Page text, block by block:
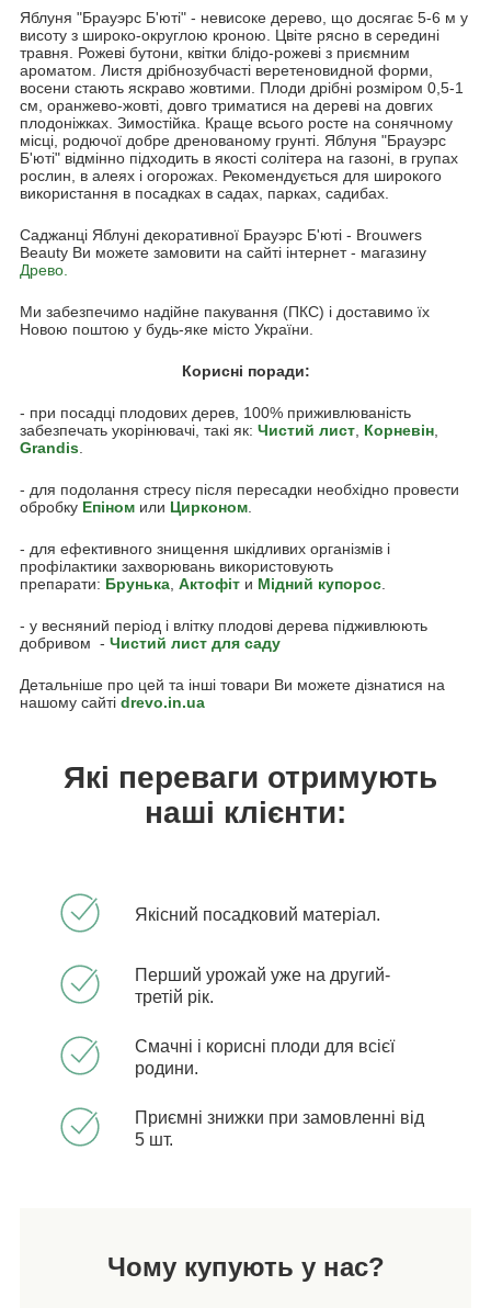
Яблуня "Брауэрс Б'юті" - невисоке дерево, що досягає 5-6 м у
висоту з широко-округлою кроною. Цвіте рясно в середині
травня. Рожеві бутони, квітки блідо-рожеві з приємним
ароматом. Листя дрібнозубчасті веретеновидной форми,
восени стають яскраво жовтими. Плоди дрібні розміром 0,5-1
см, оранжево-жовті, довго триматися на дереві на довгих
плодоніжках. Зимостійка. Краще всього росте на сонячному
місці, родючої добре дренованому грунті. Яблуня "Брауэрс
Б'юті" відмінно підходить в якості солітера на газоні, в групах
рослин, в алеях і огорожах. Рекомендується для широкого
використання в посадках в садах, парках, садибах.
Саджанці Яблуні декоративної Брауэрс Б'юті - Brouwers
Beauty Ви можете замовити на сайті інтернет - магазину
Древо.
Ми забезпечимо надійне пакування (ПКС) і доставимо їх
Новою поштою у будь-яке місто України.
Корисні поради:
- при посадці плодових дерев, 100% приживлюваність
забезпечать укорінювачі, такі як: Чистий лист Корневін
Grandis
- для подолання стресу після пересадки необхідно провести
обробку Епіном или Цирконом
- для ефективного знищення шкідливих організмів і
профілактики захворювань використовують
препарати: Брунька Актофіт и Мідний купорос
- у весняний період і влітку плодові дерева підживлюють
добривом - Чистий лист для саду
Детальніше про цей та інші товари Ви можете дізнатися на
нашому сайті drevo.in.ua
Які переваги отримують
наші клієнти:
Якісний посадковий матеріал.
Перший урожай уже на другий-
третій рік.
Смачні і корисні плоди для всієї
родини.
Приємні знижки при замовленні від
5 шт.
Чому купують у нас?